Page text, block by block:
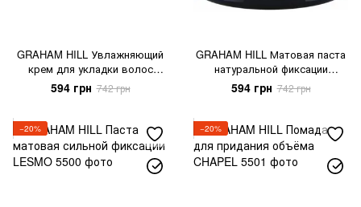
GRAHAM HILL Увлажняющий
крем для укладки волос
BROOKLANDS Styling
Treatment
594 грн 742 грн
GRAHAM HILL Матовая паста
натуральной фиксации
HANGAR Rough Paste
594 грн 742 грн
−20% −20%